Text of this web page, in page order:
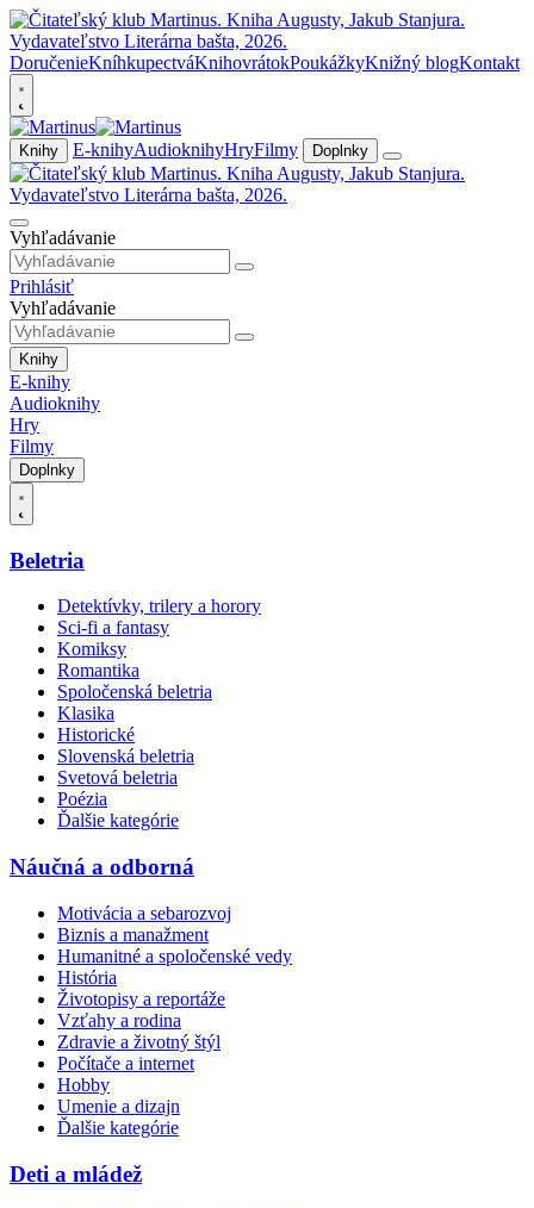
DoručenieKníhkupectváKnihovrátokPoukážkyKnižný blogKontakt
Knihy E-knihyAudioknihyHryFilmy Doplnky
Vyhľadávanie
Prihlásiť
Vyhľadávanie
Knihy
E-knihy
Audioknihy
Hry
Filmy
Doplnky
Beletria
Detektívky, trilery a horory
Sci-fi a fantasy
Komiksy
Romantika
Spoločenská beletria
Klasika
Historické
Slovenská beletria
Svetová beletria
Poézia
Ďalšie kategórie
Náučná a odborná
Motivácia a sebarozvoj
Biznis a manažment
Humanitné a spoločenské vedy
História
Životopisy a reportáže
Vzťahy a rodina
Zdravie a životný štýl
Počítače a internet
Hobby
Umenie a dizajn
Ďalšie kategórie
Deti a mládež